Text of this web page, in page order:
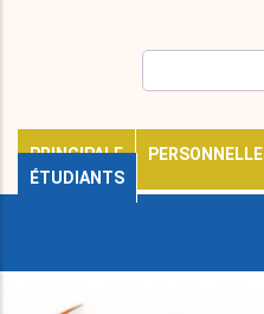
PRINCIPALE
PERSONNELLE
ÉTUDIANTS